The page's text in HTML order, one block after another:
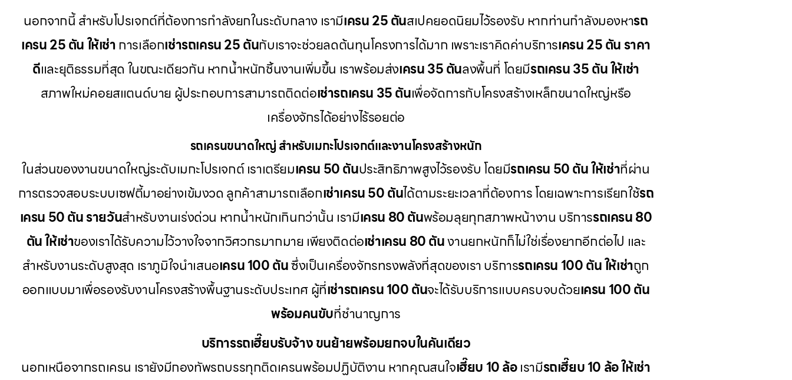
นอกจากนี้ สำหรับโปรเจกต์ที่ต้องการกำลังยกในระดับกลาง เรามีเครน 25 ตันสเปคยอดนิยมไว้รองรับ หากท่านกำลังมองหารถ
เครน 25 ตัน ให้เช่าการเลือกเช่ารถเครน 25 ตันกับเราจะช่วยลดต้นทุนโครงการได้มาก เพราะเราคิดค่าบริการเครน 25 ตัน ราคา
ดีและยุติธรรมที่สุด ในขณะเดียวกัน หากน้ำหนักชิ้นงานเพิ่มขึ้น เราพร้อมส่งเครน 35 ตันลงพื้นที่ โดยมีรถเครน 35 ตัน ให้เช่า
สภาพใหม่คอยสแตนด์บาย ผู้ประกอบการสามารถติดต่อเช่ารถเครน 35 ตันเพื่อจัดการกับโครงสร้างเหล็กขนาดใหญ่หรือ
เครื่องจักรได้อย่างไร้รอยต่อ
รถเครนขนาดใหญ่ สำหรับเมกะโปรเจกต์และงานโครงสร้างหนัก
ในส่วนของงานขนาดใหญ่ระดับเมกะโปรเจกต์ เราเตรียมเครน 50 ตันประสิทธิภาพสูงไว้รองรับ โดยมีรถเครน 50 ตัน ให้เช่าที่ผ่าน
การตรวจสอบระบบเซฟตี้มาอย่างเข้มงวด ลูกค้าสามารถเลือกเช่าเครน 50 ตันได้ตามระยะเวลาที่ต้องการ โดยเฉพาะการเรียกใช้รถ
เครน 50 ตัน รายวันสำหรับงานเร่งด่วน หากน้ำหนักเกินกว่านั้น เรามีเครน 80 ตันพร้อมลุยทุกสภาพหน้างาน บริการรถเครน 80
ตัน ให้เช่าของเราได้รับความไว้วางใจจากวิศวกรมากมาย เพียงติดต่อเช่าเครน 80 ตันงานยกหนักก็ไม่ใช่เรื่องยากอีกต่อไป และ
สำหรับงานระดับสูงสุด เราภูมิใจนำเสนอเครน 100 ตันซึ่งเป็นเครื่องจักรทรงพลังที่สุดของเรา บริการรถเครน 100 ตัน ให้เช่าถูก
ออกแบบมาเพื่อรองรับงานโครงสร้างพื้นฐานระดับประเทศ ผู้ที่เช่ารถเครน 100 ตันจะได้รับบริการแบบครบจบด้วยเครน 100 ตัน
พร้อมคนขับที่ชำนาญการ
บริการรถเฮี๊ยบรับจ้าง ขนย้ายพร้อมยกจบในคันเดียว
นอกเหนือจากรถเครน เรายังมีกองทัพรถบรรทุกติดเครนพร้อมปฏิบัติงาน หากคุณสนใจเฮี๊ยบ 10 ล้อเรามีรถเฮี๊ยบ 10 ล้อ ให้เช่า